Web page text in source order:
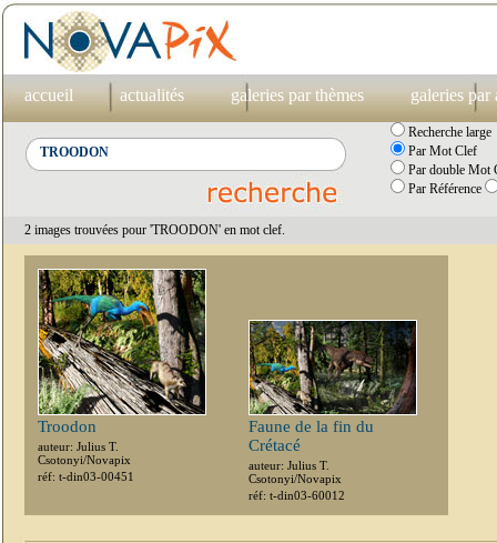
accueil actualités galeries par thèmes galeries par
Recherche large
Par Mot Clef
Par double Mot
Par Référence
2 images trouvées pour 'TROODON' en mot clef.
Troodon
auteur: Julius T.
Csotonyi/Novapix
réf: t-din03-00451
Faune de la fin du
Crétacé
auteur: Julius T.
Csotonyi/Novapix
réf: t-din03-60012